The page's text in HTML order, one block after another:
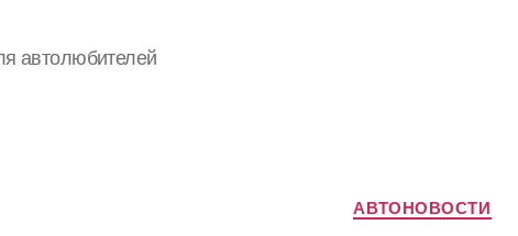
автолюбителей
Рубрики
АВТОНОВОСТИ